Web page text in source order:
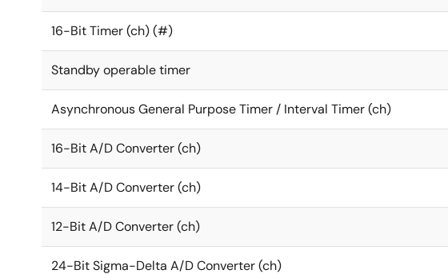
16-Bit Timer (ch) (#)
Standby operable timer
Asynchronous General Purpose Timer / Interval Timer (ch)
16-Bit A/D Converter (ch)
14-Bit A/D Converter (ch)
12-Bit A/D Converter (ch)
24-Bit Sigma-Delta A/D Converter (ch)